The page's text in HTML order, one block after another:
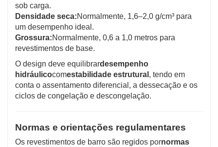
sob carga.
Densidade seca:Normalmente, 1,6–2,0 g/cm³ para
um desempenho ideal.
Grossura:Normalmente, 0,6 a 1,0 metros para
revestimentos de base.
O design deve equilibrardesempenho
hidráulicocomestabilidade estrutural , tendo em
conta o assentamento diferencial, a dessecação e os
ciclos de congelação e descongelação.
Normas e orientações regulamentares
Os revestimentos de barro são regidos pornormas